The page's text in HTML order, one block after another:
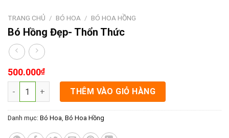
TRANG CHỦ / BÓ HOA / BÓ HOA HỒNG
Bó Hồng Đẹp- Thổn Thức
500.000₫
Bó Hồng Đẹp- Thổn Thức số lượng
THÊM VÀO GIỎ HÀNG
Danh mục: Bó Hoa, Bó Hoa Hồng